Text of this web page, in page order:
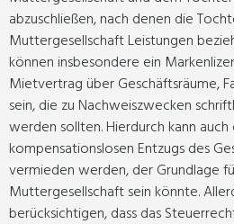
abzuschließen, nach denen die
Muttergesellschaft Leistungen
können insbesondere ein
Mietvertrag über Geschäftsräume,
sein, die zu Nachweiszwecken
werden sollten. Hierdurch kann auch
kompensationslosen Entzugs des
vermieden werden, der Grundlage
Muttergesellschaft sein könnte.
berücksichtigen, dass das